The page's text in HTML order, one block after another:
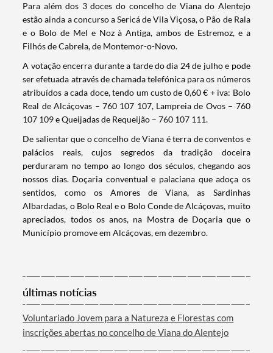
Termo de Pesquisa
Categorias gerais
Filtros
Para além dos 3 doces do concelho de Viana do Alentejo
estão ainda a concurso a Sericá de Vila Viçosa, o Pão de Rala
e o Bolo de Mel e Noz à Antiga, ambos de Estremoz, e a
Filhós de Cabrela, de Montemor-o-Novo.
A votação encerra durante a tarde do dia 24 de julho e pode
ser efetuada através de chamada telefónica para os números
atribuídos a cada doce, tendo um custo de 0,60 € + iva: Bolo
Real de Alcáçovas – 760 107 107, Lampreia de Ovos – 760
107 109 e Queijadas de Requeijão – 760 107 111.
De salientar que o concelho de Viana é terra de conventos e
palácios reais, cujos segredos da tradição doceira
perduraram no tempo ao longo dos séculos, chegando aos
nossos dias. Doçaria conventual e palaciana que adoça os
sentidos, como os Amores de Viana, as Sardinhas
Albardadas, o Bolo Real e o Bolo Conde de Alcáçovas, muito
apreciados, todos os anos, na Mostra de Doçaria que o
Município promove em Alcáçovas, em dezembro.
últimas notícias
Voluntariado Jovem para a Natureza e Florestas com
inscrições abertas no concelho de Viana do Alentejo